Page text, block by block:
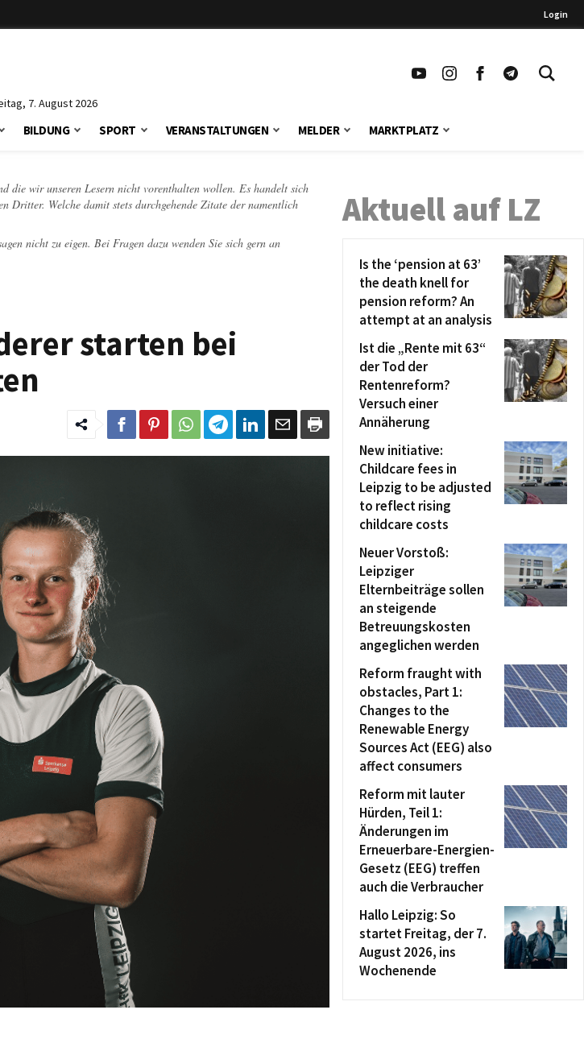
Login
7. August 2026
BILDUNG SPORT VERANSTALTUNGEN MELDER MARKTPLATZ
die wir unseren Lesern nicht vorenthalten wollen. Es handelt sich
Welche damit stets durchgehende Zitate der namentlich
nicht zu eigen. Bei Fragen dazu wenden Sie sich gern an
starten bei
Aktuell auf LZ
Is the ‘pension at 63’
the death knell for
pension reform? An
attempt at an analysis
Ist die „Rente mit 63“
der Tod der
Rentenreform?
Versuch einer
Annäherung
New initiative:
Childcare fees in
Leipzig to be adjusted
to reflect rising
childcare costs
Neuer Vorstoß:
Leipziger
Elternbeiträge sollen
an steigende
Betreuungskosten
angeglichen werden
Reform fraught with
obstacles, Part 1:
Changes to the
Renewable Energy
Sources Act (EEG) also
affect consumers
Reform mit lauter
Hürden, Teil 1:
Änderungen im
Erneuerbare-Energien-
Gesetz (EEG) treffen
auch die Verbraucher
Hallo Leipzig: So
startet Freitag, der 7.
August 2026, ins
Wochenende